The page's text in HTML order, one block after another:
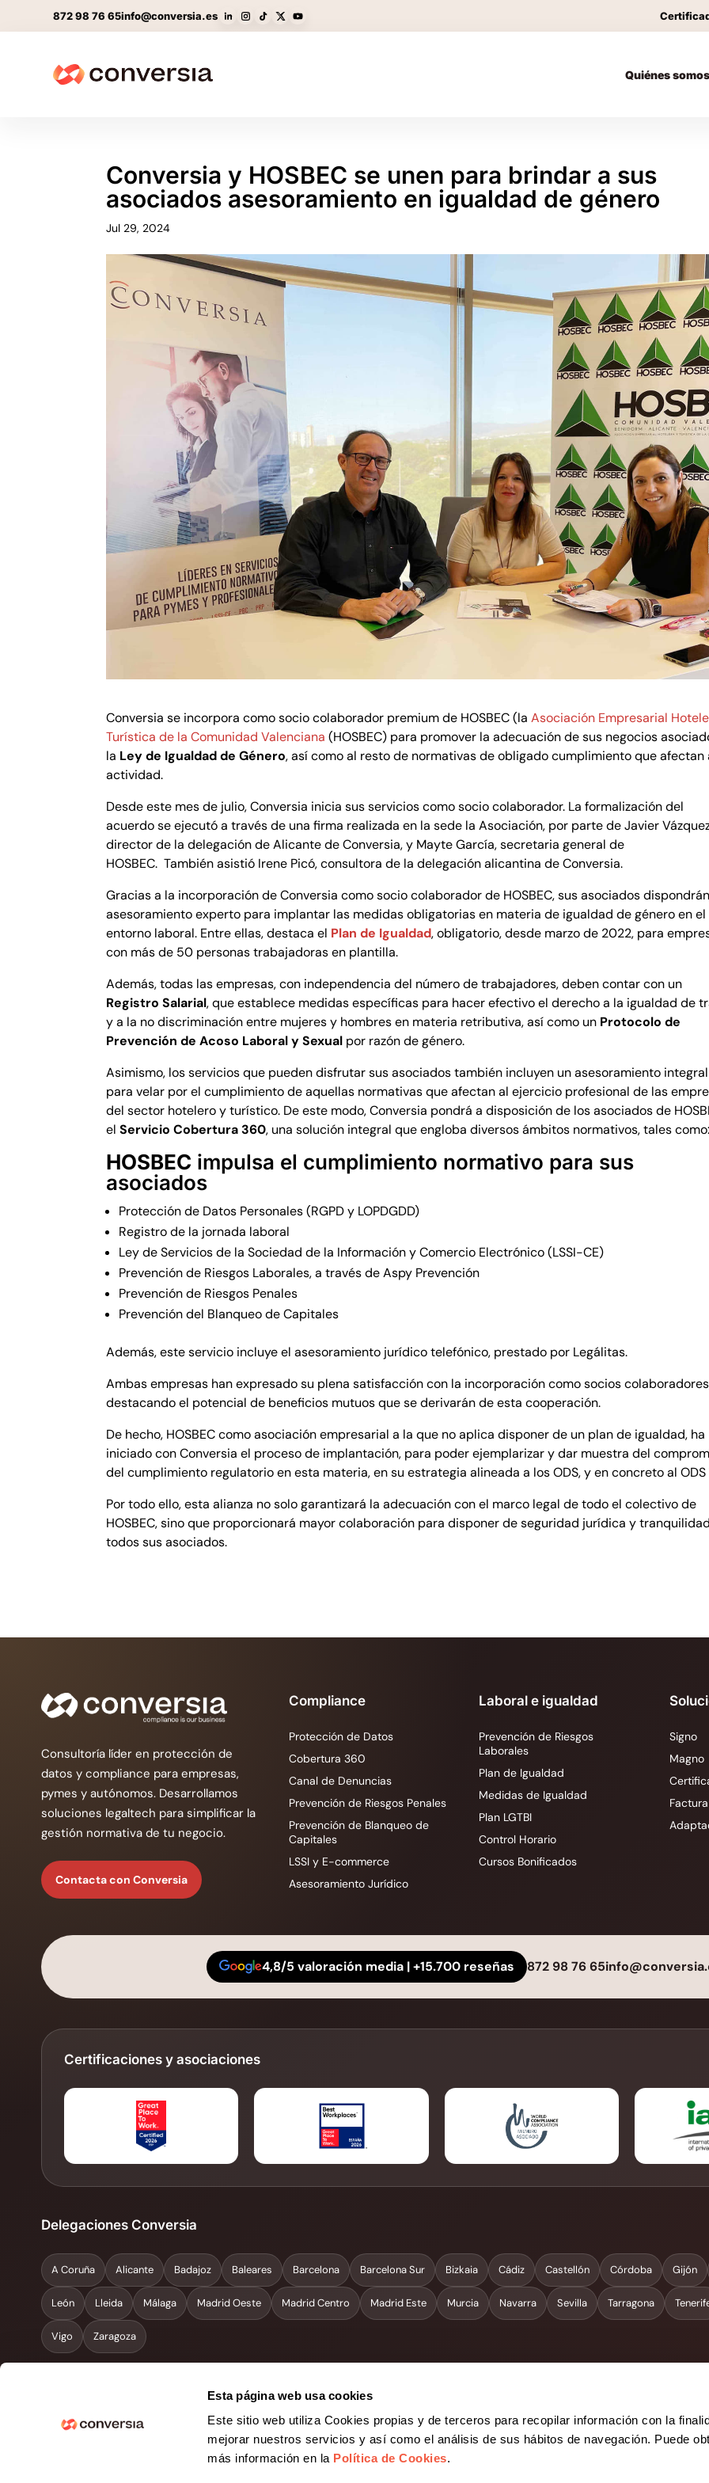
Esta página web usa cookies
Este sitio web utiliza Cookies propias y de terceros para recopilar información con la
mejorar nuestros servicios y así como el análisis de sus hábitos de navegación. Puede
más información en la Política de Cookies.
872 98 76 65info@conversia.es
Quiénes somos
Conversia y HOSBEC se unen para brindar a sus
asociados asesoramiento en igualdad de género
Jul 29, 2024
Conversia se incorpora como socio colaborador premium de HOSBEC (laAsociación Empresarial
Turística de la Comunidad Valenciana (HOSBEC) para promover la adecuación de sus negocios
la Ley de Igualdad de Género, así como al resto de normativas de obligado cumplimiento que afectan
actividad.
Desde este mes de julio, Conversia inicia sus servicios como socio colaborador. La formalización del
acuerdo se ejecutó a través de una firma realizada en la sede la Asociación, por parte de Javier
director de la delegación de Alicante de Conversia, y Mayte García, secretaria general de
HOSBEC. También asistió Irene Picó, consultora de la delegación alicantina de Conversia.
Gracias a la incorporación de Conversia como socio colaborador de HOSBEC, sus asociados
asesoramiento experto para implantar las medidas obligatorias en materia de igualdad de género en el
entorno laboral. Entre ellas, destaca el Plan de Igualdad, obligatorio, desde marzo de 2022, para
con más de 50 personas trabajadoras en plantilla.
Además, todas las empresas, con independencia del número de trabajadores, deben contar con un
Registro Salarial, que establece medidas específicas para hacer efectivo el derecho a la igualdad de
y a la no discriminación entre mujeres y hombres en materia retributiva, así como un Protocolo de
Prevención de Acoso Laboral y Sexual por razón de género.
Asimismo, los servicios que pueden disfrutar sus asociados también incluyen un asesoramiento integral
para velar por el cumplimiento de aquellas normativas que afectan al ejercicio profesional de las
del sector hotelero y turístico. De este modo, Conversia pondrá a disposición de los asociados de
elServicio Cobertura 360, una solución integral que engloba diversos ámbitos normativos, tales como:
HOSBEC impulsa el cumplimiento normativo para sus
asociados
Protección de Datos Personales (RGPD y LOPDGDD)
Registro de la jornada laboral
Ley de Servicios de la Sociedad de la Información y Comercio Electrónico (LSSI-CE)
Prevención de Riesgos Laborales, a través de Aspy Prevención
Prevención de Riesgos Penales
Prevención del Blanqueo de Capitales
Además, este servicio incluye el asesoramiento jurídico telefónico, prestado por Legálitas.
Ambas empresas han expresado su plena satisfacción con la incorporación como socios
destacando el potencial de beneficios mutuos que se derivarán de esta cooperación.
De hecho, HOSBEC como asociación empresarial a la que no aplica disponer de un plan de igualdad, ha
iniciado con Conversia el proceso de implantación, para poder ejemplarizar y dar muestra del
del cumplimiento regulatorio en esta materia, en su estrategia alineada a los ODS, y en concreto al ODS
Por todo ello, esta alianza no solo garantizará la adecuación con el marco legal de todo el colectivo de
HOSBEC, sino que proporcionará mayor colaboración para disponer de seguridad jurídica y
todos sus asociados.
Consultoría líder en protección de
datos y compliance para empresas,
pymes y autónomos. Desarrollamos
soluciones legaltech para simplificar la
gestión normativa de tu negocio.
Contacta con Conversia
Compliance
Protección de Datos
Cobertura 360
Canal de Denuncias
Prevención de Riesgos Penales
Prevención de Blanqueo de
Capitales
LSSI y E-commerce
Asesoramiento Jurídico
Laboral e igualdad
Prevención de Riesgos
Laborales
Plan de Igualdad
Medidas de Igualdad
Plan LGTBI
Control Horario
Cursos Bonificados
Signo
Magno
4,8/5 valoración media | +15.700 reseñas 872 98 76 65
Certificaciones y asociaciones
Delegaciones Conversia
A Coruña Alicante Badajoz Baleares Barcelona Barcelona Sur Bizkaia Cádiz Castellón Córdoba Gijón
León Lleida Málaga Madrid Oeste Madrid Centro Madrid Este Murcia Navarra Sevilla Tarragona
Vigo Zaragoza
Política de CookiesPolítica de Privacidad Redes SocialesPolítica de Privacidad para candidatosCanal de